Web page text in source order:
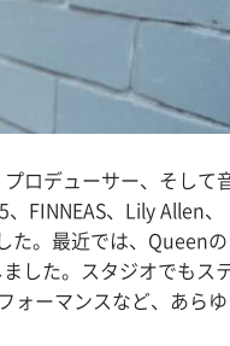
ロデューサー、そして
FINNEAS、Lily Allen、
た。最近では、Queenの
した。スタジオでもス
ォーマンスなど、あらゆ